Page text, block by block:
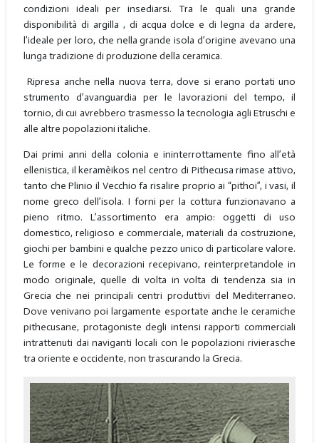
condizioni ideali per insediarsi. Tra le quali una grande
disponibilità di argilla , di acqua dolce e di legna da ardere,
l’ideale per loro, che nella grande isola d’origine avevano una
lunga tradizione di produzione della ceramica.
Ripresa anche nella nuova terra, dove si erano portati uno
strumento d’avanguardia per le lavorazioni del tempo, il
tornio, di cui avrebbero trasmesso la tecnologia agli Etruschi e
alle altre popolazioni italiche.
Dai primi anni della colonia e ininterrottamente fino all’età
ellenistica, il keramèikos nel centro di Pithecusa rimase attivo,
tanto che Plinio il Vecchio fa risalire proprio ai “pithoi”, i vasi, il
nome greco dell’isola. I forni per la cottura funzionavano a
pieno ritmo. L’assortimento era ampio: oggetti di uso
domestico, religioso e commerciale, materiali da costruzione,
giochi per bambini e qualche pezzo unico di particolare valore.
Le forme e le decorazioni recepivano, reinterpretandole in
modo originale, quelle di volta in volta di tendenza sia in
Grecia che nei principali centri produttivi del Mediterraneo.
Dove venivano poi largamente esportate anche le ceramiche
pithecusane, protagoniste degli intensi rapporti commerciali
intrattenuti dai naviganti locali con le popolazioni rivierasche
tra oriente e occidente, non trascurando la Grecia.